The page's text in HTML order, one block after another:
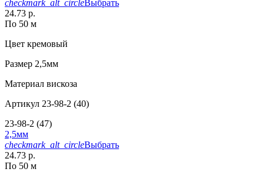
checkmark_alt_circleВыбрать
24.73 р.
По 50 м
Цвет кремовый
Размер 2,5мм
Материал вискоза
Артикул 23-98-2 (40)
23-98-2 (47)
2,5мм
checkmark_alt_circleВыбрать
24.73 р.
По 50 м